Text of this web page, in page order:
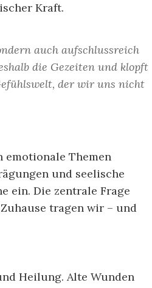
Kraft.
auch aufschlussreich
die Gezeiten und klopft
der wir uns nicht
Themen
und seelische
ein. Die zentrale Frage
tragen wir – und
Heilung. Alte Wunden